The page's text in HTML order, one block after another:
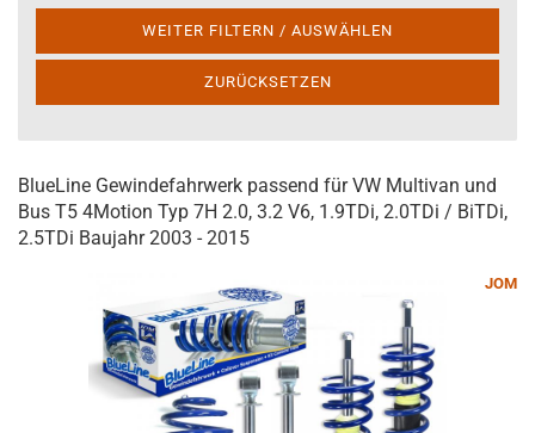
WEITER FILTERN / AUSWÄHLEN
ZURÜCKSETZEN
BlueLine Gewindefahrwerk passend für VW Multivan und
Bus T5 4Motion Typ 7H 2.0, 3.2 V6, 1.9TDi, 2.0TDi / BiTDi,
2.5TDi Baujahr 2003 - 2015
JOM